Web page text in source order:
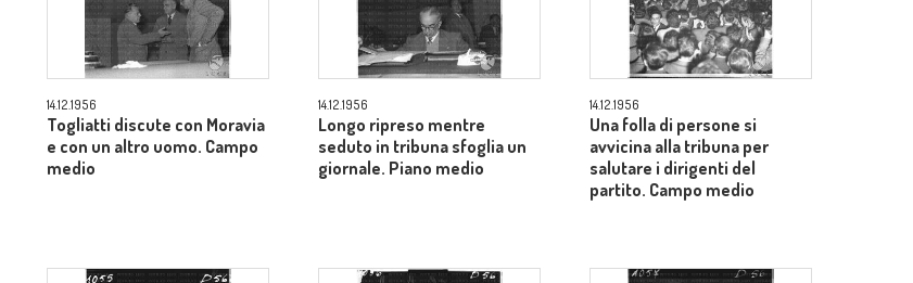
14.12.1956
Togliatti discute con Moravia
e con un altro uomo. Campo
medio
14.12.1956
Longo ripreso mentre
seduto in tribuna sfoglia un
giornale. Piano medio
14.12.1956
Una folla di persone si
avvicina alla tribuna per
salutare i dirigenti del
partito. Campo medio